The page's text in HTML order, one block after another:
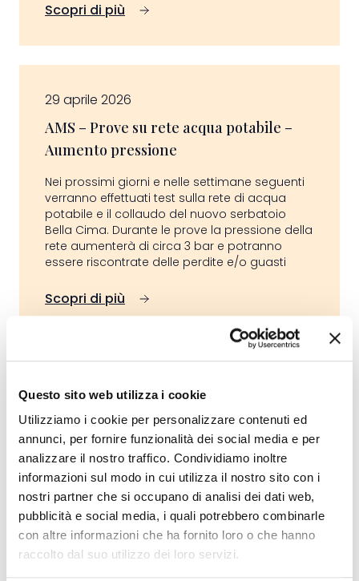
Questo sito web utilizza i cookie
Utilizziamo i cookie per personalizzare contenuti ed
annunci, per fornire funzionalità dei social media e per
analizzare il nostro traffico. Condividiamo inoltre
informazioni sul modo in cui utilizza il nostro sito con i
nostri partner che si occupano di analisi dei dati web,
pubblicità e social media, i quali potrebbero combinarle
con altre informazioni che ha fornito loro o che hanno
raccolto dal suo utilizzo dei loro servizi.
Scopri di più
29 aprile 2026
AMS – Prove su rete acqua potabile –
Aumento pressione
Nei prossimi giorni e nelle settimane seguenti
verranno effettuati test sulla rete di acqua
potabile e il collaudo del nuovo serbatoio
Bella Cima. Durante le prove la pressione della
rete aumenterà di circa 3 bar e potranno
essere riscontrate delle perdite e/o guasti
Scopri di più
17 aprile 2026
Comunicato stampa – Campo sintetico
- Presa di posizione su articolo apparso
su Informatore del 14.11.2025
Il Municipio prende posizione in merito
all’articolo apparso sull’edizione
dell’Informatore del 14 novembre 2025
riguardo l’esecuzione del campo da calcio
sintetico.